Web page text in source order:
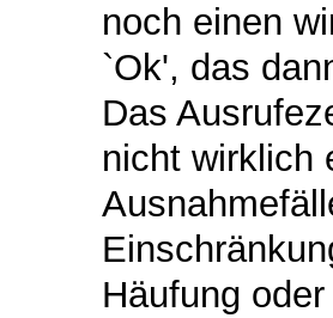
noch einen
`Ok', das
Das
nicht wirklich
Häufung